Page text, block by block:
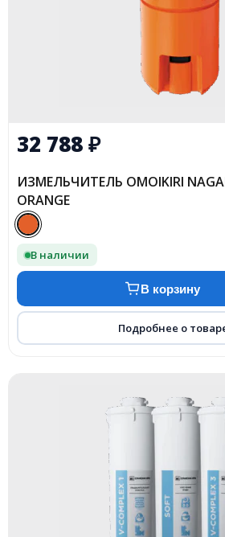
32 788₽
ИЗМЕЛЬЧИТЕЛЬ OMOIKIRI
ORANGE
В наличии
В корзину
Подробнее о